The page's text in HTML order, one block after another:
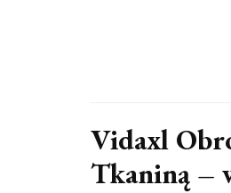
Vidaxl
Tkaniną –